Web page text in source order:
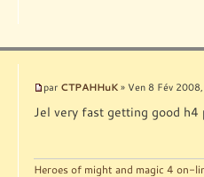
par CTPAHHuK » Ven 8 Fév
Jel very fast getting good h4
Heroes of might and magic 4 on-